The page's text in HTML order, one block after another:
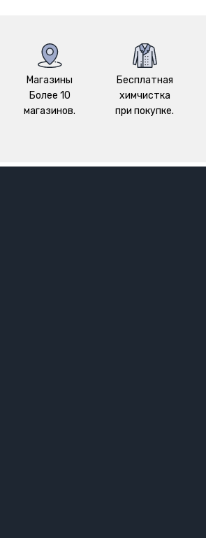
Магазины
Более 10
магазинов.
Бесплатная
химчистка
при покупке.